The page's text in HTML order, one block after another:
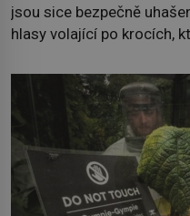
jsou sice bezpečně
hlasy volající po krocích,
požáry už nejsou
Středomoří. S oteplujícím
krajinou a desetiletími
nový evropský normál […]